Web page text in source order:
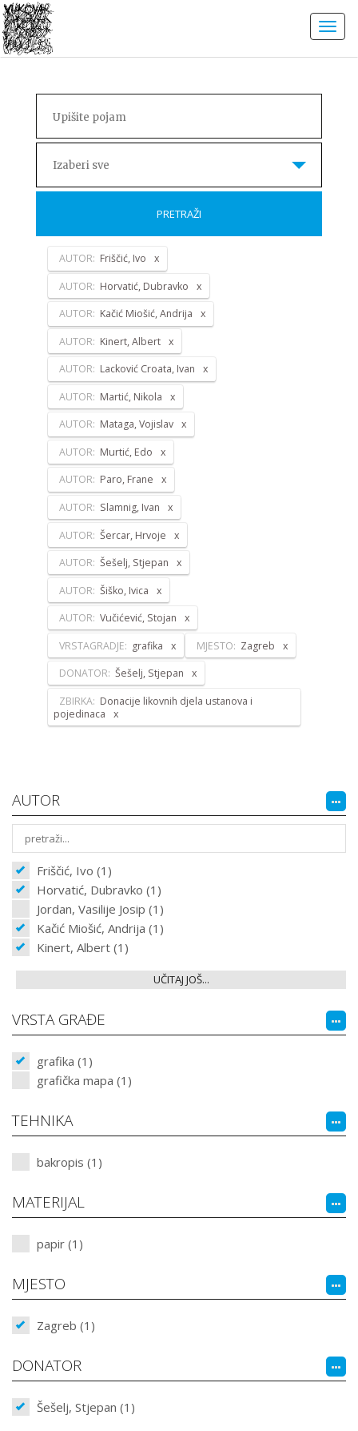
Izaberi sve
PRETRAŽI
AUTOR: Friščić, Ivo
AUTOR: Horvatić, Dubravko
AUTOR: Kačić Miošić, Andrija
AUTOR: Kinert, Albert
AUTOR: Lacković Croata, Ivan
AUTOR: Martić, Nikola
AUTOR: Mataga, Vojislav
AUTOR: Murtić, Edo
AUTOR: Paro, Frane
AUTOR: Slamnig, Ivan
AUTOR: Šercar, Hrvoje
AUTOR: Šešelj, Stjepan
AUTOR: Šiško, Ivica
AUTOR: Vučićević, Stojan
VRSTAGRADJE: grafika MJESTO: Zagreb
DONATOR: Šešelj, Stjepan
ZBIRKA: Donacije likovnih djela ustanova i
pojedinaca
AUTOR
Friščić, Ivo (1)
Horvatić, Dubravko (1)
Jordan, Vasilije Josip (1)
Kačić Miošić, Andrija (1)
Kinert, Albert (1)
UČITAJ JOŠ...
VRSTA GRAĐE
grafika (1)
grafička mapa (1)
TEHNIKA
bakropis (1)
MATERIJAL
papir (1)
MJESTO
Zagreb (1)
DONATOR
Šešelj, Stjepan (1)